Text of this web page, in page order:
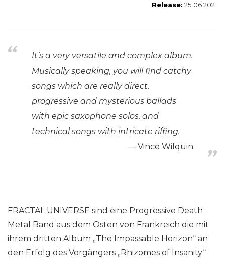
Release: 25.06.2021
It’s a very versatile and complex album.
Musically speaking, you will find catchy
songs which are really direct,
progressive and mysterious ballads
with epic saxophone solos, and
technical songs with intricate riffing.
Vince Wilquin
FRACTAL UNIVERSE sind eine Progressive Death
Metal Band aus dem Osten von Frankreich die mit
ihrem dritten Album „The Impassable Horizon“ an
den Erfolg des Vorgängers „Rhizomes of Insanity“